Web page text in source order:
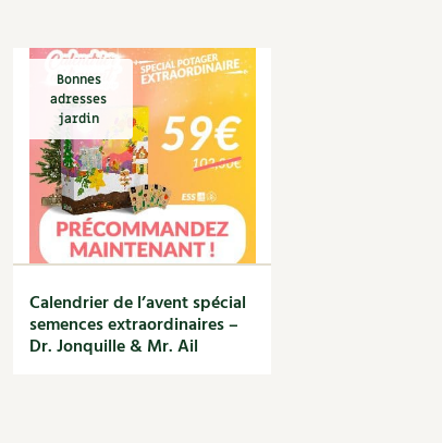
d’abonné
jardin ! avec Pascal
secrète du jardin
folle histoire des plantes
Bonnes
adresses
jardin
Calendrier de l’avent spécial
semences extraordinaires –
Dr. Jonquille & Mr. Ail